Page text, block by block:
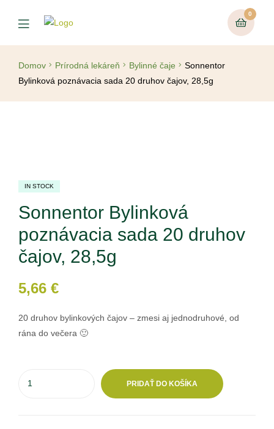
0
Domov Prírodná lekáreň Bylinné čaje
Sonnentor
Bylinková poznávacia sada 20 druhov čajov, 28,5g
IN STOCK
Sonnentor Bylinková
poznávacia sada 20 druhov
čajov, 28,5g
5,66 €
20 druhov bylinkových čajov – zmesi aj jednodruhové, od
rána do večera 🙂
PRIDAŤ DO KOŠÍKA